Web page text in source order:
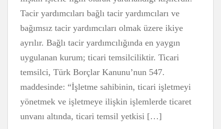
Tacir yardımcıları bağlı tacir yardımcıları ve
bağımsız tacir yardımcıları olmak üzere ikiye
ayrılır. Bağlı tacir yardımcılığında en yaygın
uygulanan kurum; ticari temsilciliktir. Ticari
temsilci, Türk Borçlar Kanunu’nun 547.
maddesinde: “İşletme sahibinin, ticari işletmeyi
yönetmek ve işletmeye ilişkin işlemlerde ticaret
unvanı altında, ticari temsil yetkisi […]